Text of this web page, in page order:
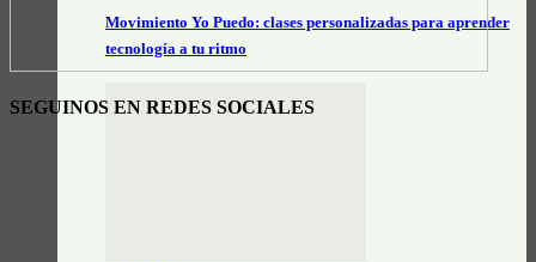
Movimiento Yo Puedo: clases personalizadas para aprender
tecnología a tu ritmo
SEGUINOS EN REDES SOCIALES